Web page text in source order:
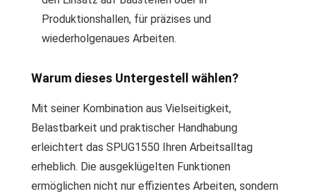
Produktionshallen, für präzises und
wiederholgenaues Arbeiten.
Warum dieses Untergestell wählen?
Mit seiner Kombination aus Vielseitigkeit,
Belastbarkeit und praktischer Handhabung
erleichtert das SPUG1550 Ihren Arbeitsalltag
erheblich. Die ausgeklügelten Funktionen
ermöglichen nicht nur effizientes Arbeiten, sondern